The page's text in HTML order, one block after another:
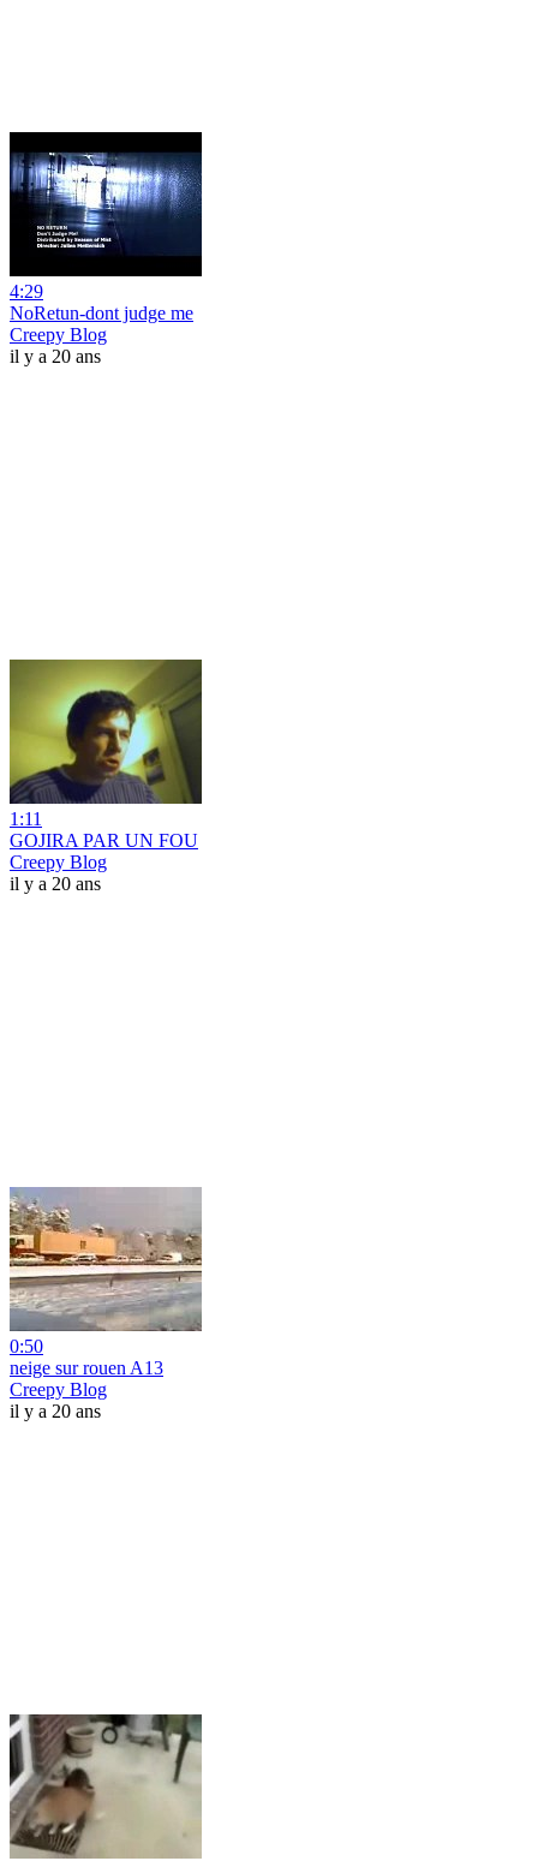
4:29
NoRetun-dont judge me
Creepy Blog
il y a 20 ans
1:11
GOJIRA PAR UN FOU
Creepy Blog
il y a 20 ans
0:50
neige sur rouen A13
Creepy Blog
il y a 20 ans